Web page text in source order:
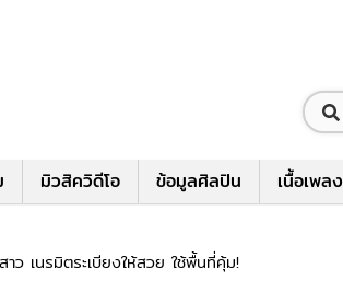
มิวสิควิดีโอ ข้อมูลศิลปิน เนื้อเพลง
เนรมิตระเบียงให้สวย ใช้พื้นที่คุ้ม!